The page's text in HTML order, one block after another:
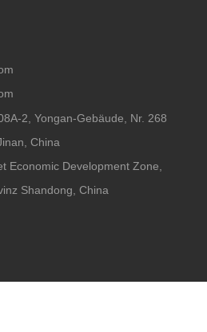
2, Yongan-Gebäude, Nr. 268
China
Economic Development Zone,
Shandong, China